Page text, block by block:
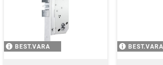
BEST.VARA BEST.VARA